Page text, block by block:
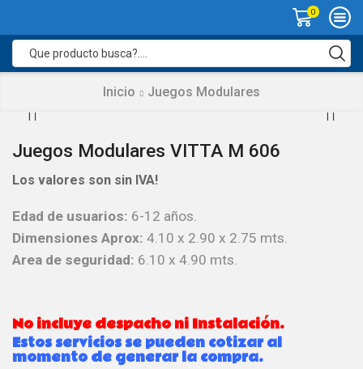
0
input
Inicio Juegos Modulares
Juegos Modulares VITTA M 606
Los valores son sin IVA!
Edad de usuarios: 6-12 años.
Dimensiones Aprox: 4.10 x 2.90 x 2.75 mts.
Area de seguridad: 6.10 x 4.90 mts.
No incluye despacho ni Instalación.
Estos servicios se pueden cotizar al
momento de generar la compra.